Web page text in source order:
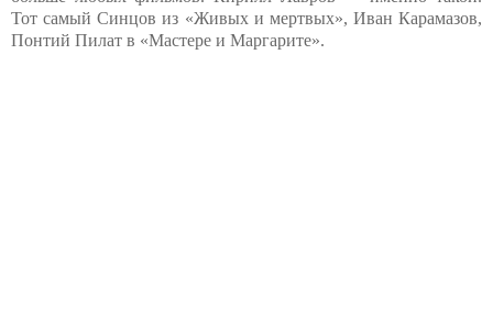
Тот самый Синцов из «Живых и мертвых», Иван Карамазов,
Понтий Пилат в «Мастере и Маргарите».